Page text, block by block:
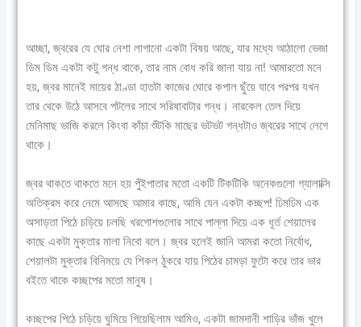
আচ্ছা, জ্বরের যে ঘোর নেশা লাগানো একটা বিষয় আছে, যার মধ্যে আঠালো ভেজা
ডিম ডিম একটা কটু গন্ধ থাকে, তার নাম বোধ করি জানা যায় না! আমারতো মনে
হয়, জ্বর মানেই মায়ের ঠাণ্ডা হাতটা কাজের ঘোরে কপাল ছুঁয়ে যাবে পরপর যখন
তার থেকে উঠে আসবে পটলের সাথে সরিষাবাটার গন্ধ। নারকেল তেল দিয়ে
মেনিমাছ ভাজি করলে কিংবা কাঁচা শুঁটকি মাছের ভটভট গন্ধটাও জ্বরের সাথে লেগে
থাকে।
জ্বর থাকতে থাকতে মনে হয় পুঁইপাতার মতো একটি টিকটিকি অনেকগুলো গ্যালাক্সি
অতিক্রম করে নেমে আসছে আমার কাছে, আমি যেন একটা কচ্ছপ! ঢিমঢিম এক
অসাড়তা পিঠে চড়িয়ে চলছি খরগোশগুলোর সাথে পাল্লা দিয়ে এক ধূর্ত শেয়ালের
কাছে একটা মুক্তার মালা নিবো বলে। জ্বর হলেই জানি আমরা কতো নির্বোধ,
শেয়ালটা মুক্তার বিনিময়ে যে শিকল ঠুকরে যায় পিঠের চামড়া ফুটো করে তার ভার
বইতে থাকে কচ্ছপের মতো মানুষ।
কচ্ছপের পিঠে চড়িয়ে ঘুমিয়ে গিয়েছিলাম আমিও, একটা জামদানী শাড়ির ভাঁজ খুলে